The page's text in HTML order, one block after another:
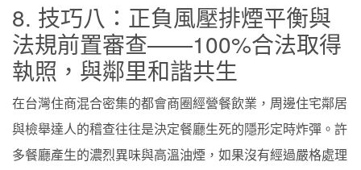
8. 技巧八：正負風壓排煙平衡與
法規前置審查——100%合法取得
執照，與鄰里和諧共生
在台灣住商混合密集的都會商圈經營餐飲業，周邊住宅鄰居
與檢舉達人的稽查往往是決定餐廳生死的隱形定時炸彈。許
多餐廳產生的濃烈異味與高溫油煙，如果沒有經過嚴格處理